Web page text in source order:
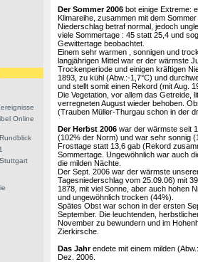
Online
Der Sommer 2006 bot einige Extreme:
Klimareihe, zusammen mit dem
Niederschlag betraf normal, jedoch
viele Sommertage : 45 statt 25,4 und
Gewittertage beobachtet.
Einem sehr warmen , sonnigen und
langjährigen Mittel war er der wärmste
Trockenperiode und einigen kräftigen
1893, zu kühl (Abw.:-1,7°C) und
und stellt somit einen Rekord (mit Aug.
Die Vegetation, vor allem das Getreide,
verregneten August wieder behoben.
(Trauben Müller-Thurgau schon in der
Der Herbst 2006 war der wärmste seit
(102% der Norm) und war sehr sonnig
Frosttage statt 13,6 gab (Rekord
Sommertage. Ungewöhnlich war auch
die milden Nächte.
Der Sept. 2006 war der wärmste
Tagesniederschlag vom 25.09.06) mit
1878, mit viel Sonne, aber auch hohen
und ungewöhnlich trocken (44%).
Spätes Obst war schon in der ersten
September. Die leuchtenden,
November zu bewundern und im
Zierkirsche.
Das Jahrendete mit einem milden
Dez. 2006.